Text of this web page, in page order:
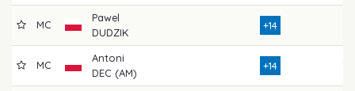
MC
Pawel
DUDZIK
+14
MC
Antoni
DEC (AM)
+14 75